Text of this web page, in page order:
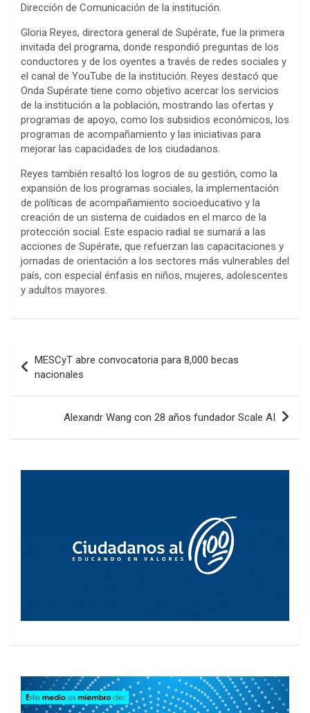
Dirección de Comunicación de la institución.
Gloria Reyes, directora general de Supérate, fue la primera
invitada del programa, donde respondió preguntas de los
conductores y de los oyentes a través de redes sociales y
el canal de YouTube de la institución. Reyes destacó que
Onda Supérate tiene como objetivo acercar los servicios
de la institución a la población, mostrando las ofertas y
programas de apoyo, como los subsidios económicos, los
programas de acompañamiento y las iniciativas para
mejorar las capacidades de los ciudadanos.
Reyes también resaltó los logros de su gestión, como la
expansión de los programas sociales, la implementación
de políticas de acompañamiento socioeducativo y la
creación de un sistema de cuidados en el marco de la
protección social. Este espacio radial se sumará a las
acciones de Supérate, que refuerzan las capacitaciones y
jornadas de orientación a los sectores más vulnerables del
país, con especial énfasis en niños, mujeres, adolescentes
y adultos mayores.
de
entradas
MESCyT abre convocatoria para 8,000 becas
nacionales
Alexandr Wang con 28 años fundador Scale AI